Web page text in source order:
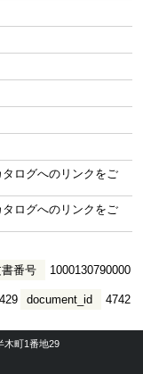
タログへのリンクをご
タログへのリンクをご
番号 1000130790000
document_id 4742
木町1番地29